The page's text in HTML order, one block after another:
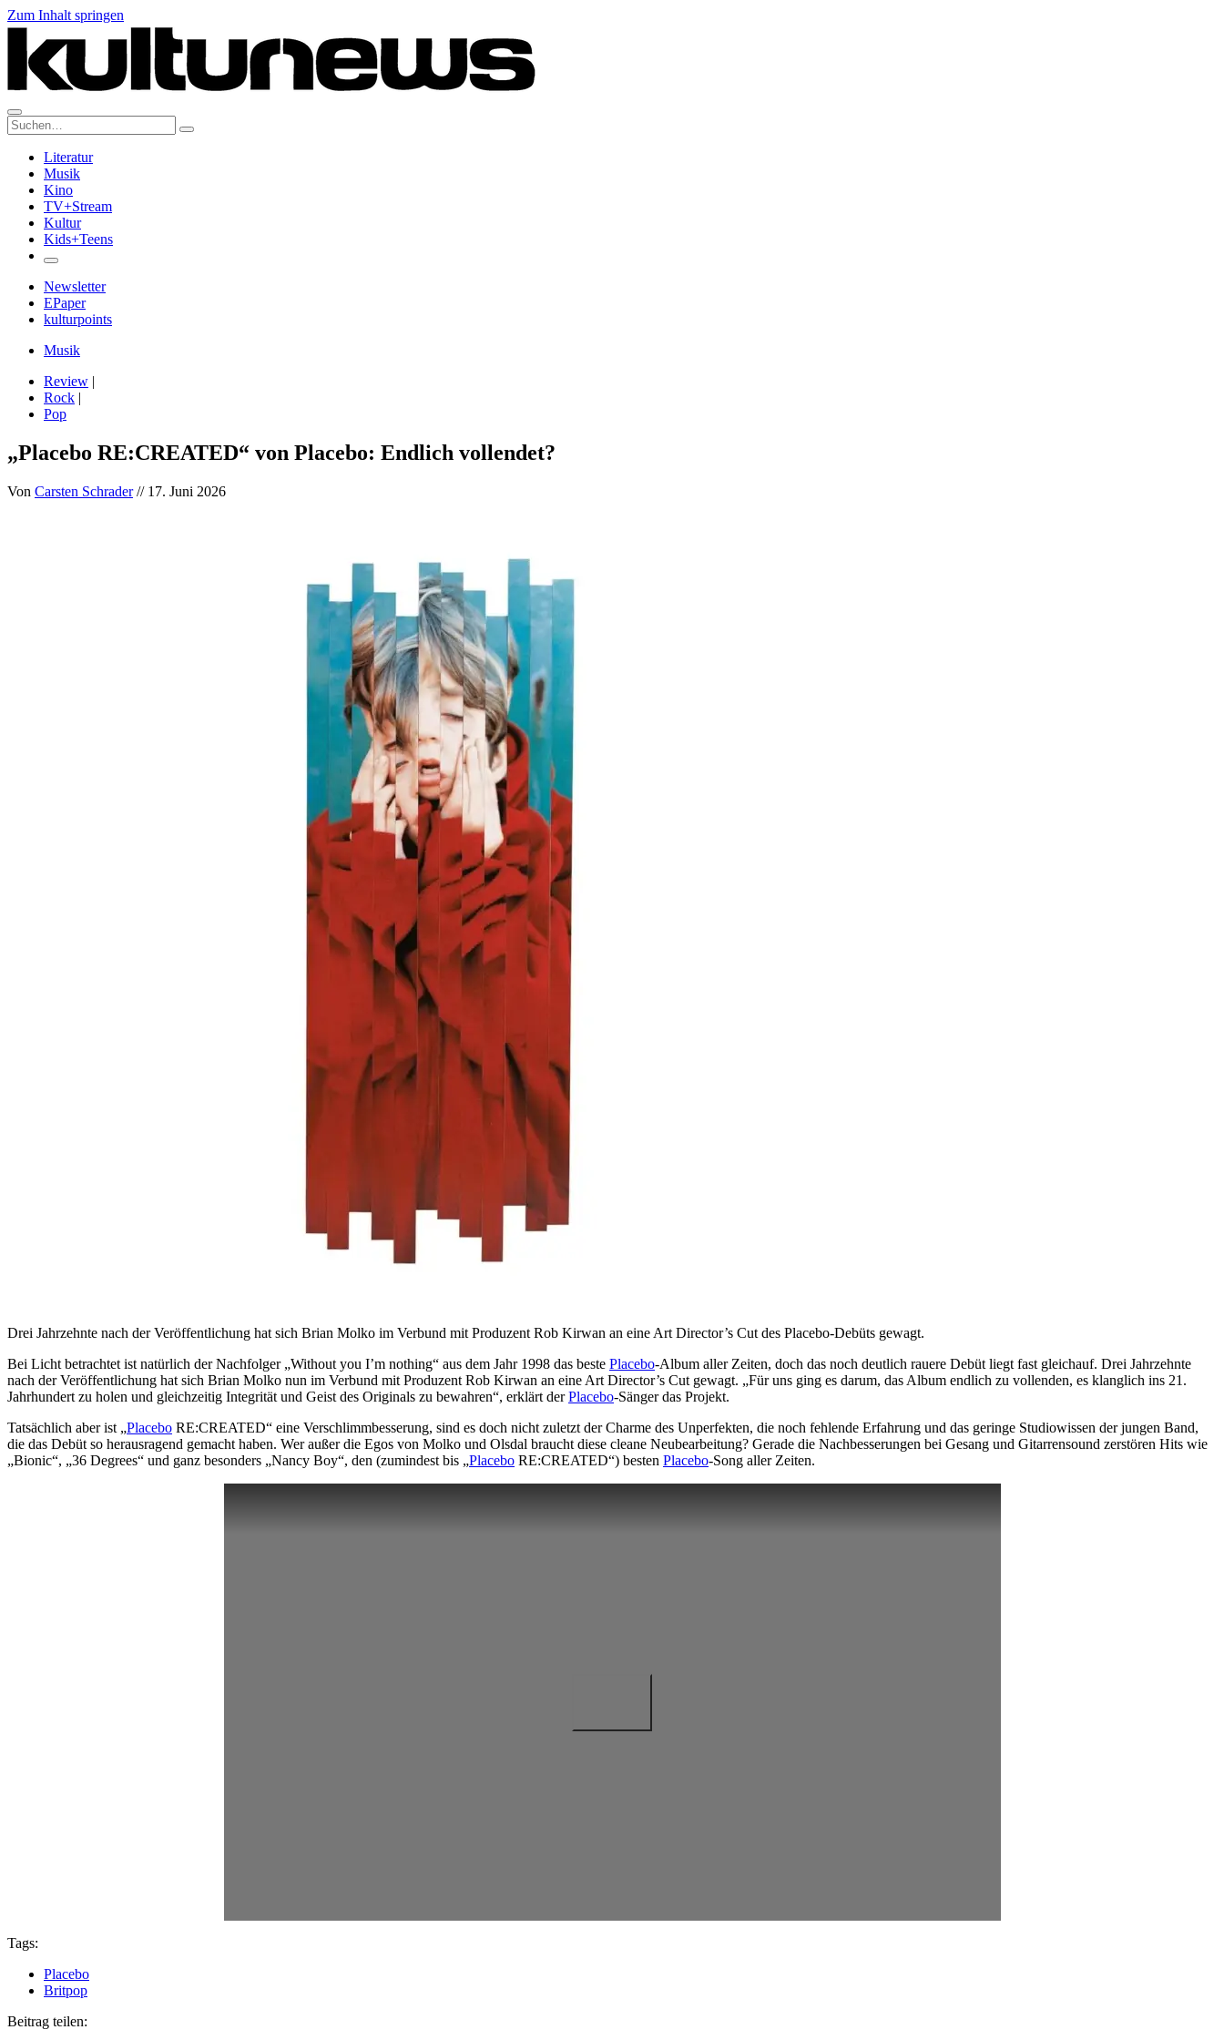
Zum Inhalt springen
Suche:
Literatur
Musik
Kino
TV+Stream
Kultur
Kids+Teens
Newsletter
EPaper
kulturpoints
Musik
Review |
Rock |
Pop
„Placebo RE:CREATED“ von Placebo: Endlich vollendet?
Von Carsten Schrader// 17. Juni 2026
Drei Jahrzehnte nach der Veröffentlichung hat sich Brian Molko im Verbund mit Produzent Rob Kirwan an eine Art Director’s Cut des Placebo-Debüts gewagt.
Bei Licht betrachtet ist natürlich der Nachfolger „Without you I’m nothing“ aus dem Jahr 1998 das beste Placebo-Album aller Zeiten, doch das noch deutlich rauere Debüt liegt fast gleichauf. Drei Jahrzehnte
nach der Veröffentlichung hat sich Brian Molko nun im Verbund mit Produzent Rob Kirwan an eine Art Director’s Cut gewagt. „Für uns ging es darum, das Album endlich zu vollenden, es klanglich ins 21.
Jahrhundert zu holen und gleichzeitig Integrität und Geist des Originals zu bewahren“, erklärt derPlacebo-Sänger das Projekt.
Tatsächlich aber ist „Placebo RE:CREATED“ eine Verschlimmbesserung, sind es doch nicht zuletzt der Charme des Unperfekten, die noch fehlende Erfahrung und das geringe Studiowissen der jungen Band,
die das Debüt so herausragend gemacht haben. Wer außer die Egos von Molko und Olsdal braucht diese cleane Neubearbeitung? Gerade die Nachbesserungen bei Gesang und Gitarrensound zerstören Hits wie
„Bionic“, „36 Degrees“ und ganz besonders „Nancy Boy“, den (zumindest bis „Placebo RE:CREATED“) besten Placebo-Song aller Zeiten.
Tags:
Placebo
Britpop
Beitrag teilen: